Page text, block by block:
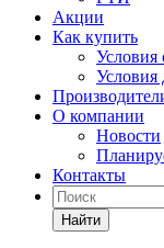
Акции
Как купить
Условия
Условия
О компании
Новости
Контакты
Найти